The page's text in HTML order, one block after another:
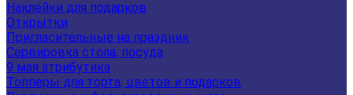
Наклейки для подарков
Открытки
Пригласительные на праздник
Сервировка стола, посуда
9 мая атрибутика
Топперы для торта, цветов и подарков